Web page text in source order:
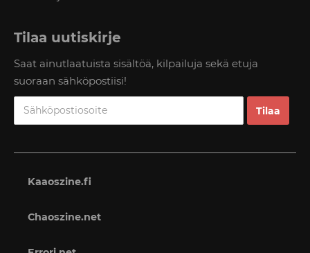
Tilaa uutiskirje
Saat ainutlaatuista sisältöä, kilpailuja sekä etuja
suoraan sähköpostiisi!
Kaaoszine.fi
Chaoszine.net